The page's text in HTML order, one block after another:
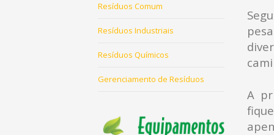
A
Resíduos Comum
Resíduos Industriais
Resíduos Químicos
Gerenciamento de Resíduos